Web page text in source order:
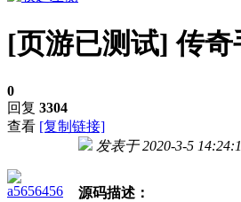
[页游已测试]传奇
0
回复 3304
查看 [复制链接]
a5656456
发表于 2020-3-5
源码描述：